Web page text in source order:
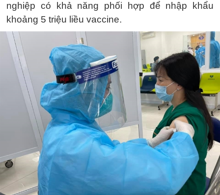
nghiệp có khả năng phối hợp để nhập khẩu
khoảng 5 triệu liều vaccine.